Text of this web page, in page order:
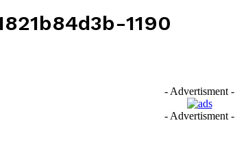
1190
- Advertisment -
- Advertisment -